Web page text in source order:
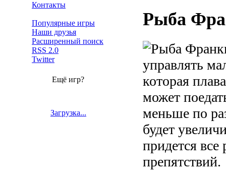
Контакты
Популярные игры
Наши друзья
Расширенный поиск
RSS 2.0
Twitter
Ещё игр?
Загрузка...
Рыба
управлять
которая
может
меньше по
будет
придется все
препятствий.